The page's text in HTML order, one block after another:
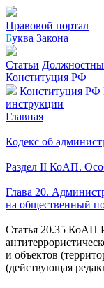
Правовой портал
Буква Закона
Статьи
Конституция РФ
Конституция РФ
инструкции
Главная
Кодекс об
Раздел II КоАП.
Глава 20.
на общественный
Статья 20.35 КоАП
и объектов
(действующая